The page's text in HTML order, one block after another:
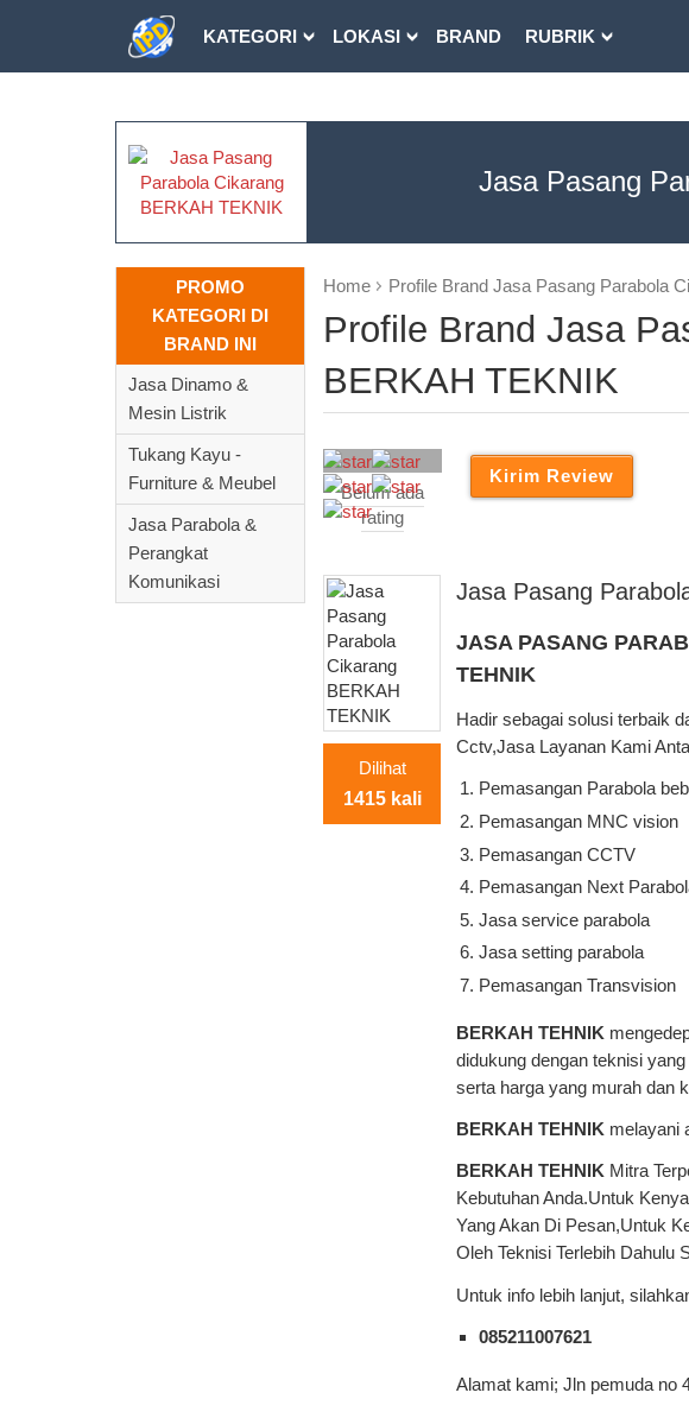
KATEGORI LOKASI BRAND RUBRIK
Jasa Pasang
PROMO
KATEGORI DI
BRAND INI
Jasa Dinamo &
Mesin Listrik
Tukang Kayu -
Furniture & Meubel
Jasa Parabola &
Perangkat
Komunikasi
Home Profile Brand Jasa Pasang Parabola
Profile Brand Jasa
BERKAH TEKNIK
Belum ada
rating
Dilihat
1415 kali
Jasa Pasang
JASA PASANG
TEHNIK
Hadir sebagai solusi terbaik
Cctv,Jasa Layanan Kami
Pemasangan Parabola
Pemasangan MNC vision
Pemasangan CCTV
Pemasangan Next
Jasa service parabola
Jasa setting parabola
Pemasangan Transvision
BERKAH TEHNIK
didukung dengan teknisi yang
serta harga yang murah dan
BERKAH TEHNIK melayani
BERKAH TEHNIK Mitra
Kebutuhan Anda.Untuk
Yang Akan Di Pesan,Untuk
Oleh Teknisi Terlebih Dahulu
Untuk info lebih lanjut,
085211007621
Alamat kami; Jln pemuda no